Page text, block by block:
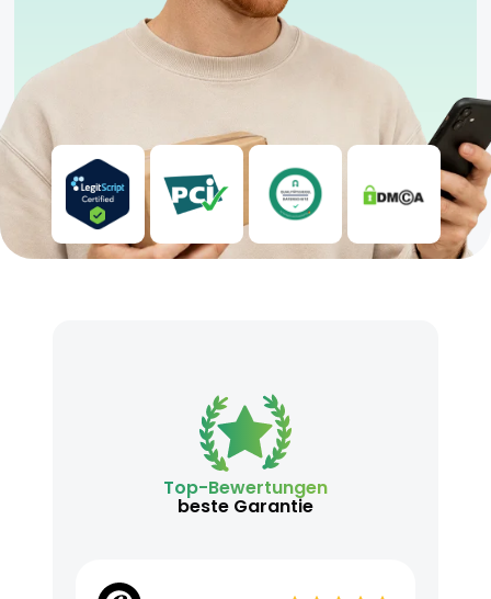
Top-Bewertungen
beste Garantie